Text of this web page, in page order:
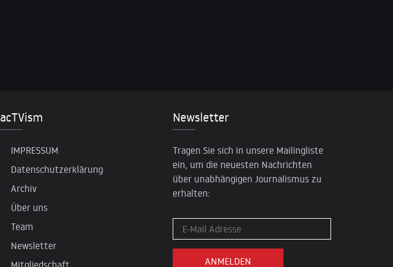
acTVism
IMPRESSUM
Datenschutzerklärung
Archiv
Über uns
Team
Newsletter
Newsletter
Tragen Sie sich in unsere Mailingliste
ein, um die neuesten Nachrichten
über unabhängigen Journalismus zu
erhalten: